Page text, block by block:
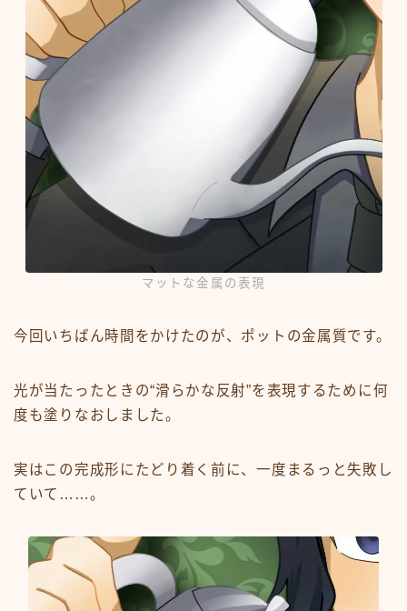
マットな金属の表現
今回いちばん時間をかけたのが、ポットの金属質です。
光が当たったときの“滑らかな反射”を表現するために何
度も塗りなおしました。
実はこの完成形にたどり着く前に、一度まるっと失敗し
ていて……。